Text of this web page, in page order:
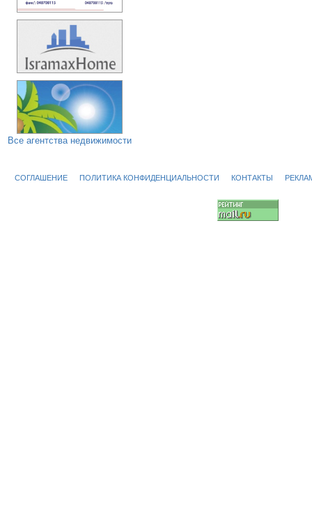
Все агентства недвижимости
СОГЛАШЕНИЕ ПОЛИТИКА КОНФИДЕНЦИАЛЬНОСТИ КОНТАКТЫ